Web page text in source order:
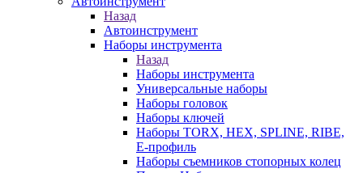
Назад
Автоинструмент
Наборы инструмента
Назад
Наборы инструмента
Универсальные наборы
Наборы головок
Наборы ключей
Наборы TORX, HEX, SPLINE, RIBE,
E-профиль
Наборы съемников стопорных колец